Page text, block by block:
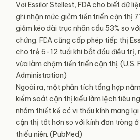
Với Essilor Stellest, FDA cho biết dữ
ghi nhận mức giảm tiến triển cận thị
giảm kéo dài trục nhãn cầu 53% so
chứng. FDA cũng cấp phép tiếp thị
cho trẻ 6–12 tuổi khi bắt đầu điều trị,
vừa làm chậm tiến triển cận thị. (U.S.
Administration)
Ngoài ra, một phân tích tổng hợp
kiểm soát cận thị kiểu làm lệch tiêu
nhóm thiết kế có vi thấu kính mang
cận thị tốt hơn so với kính đơn tròng
thiếu niên. (PubMed)